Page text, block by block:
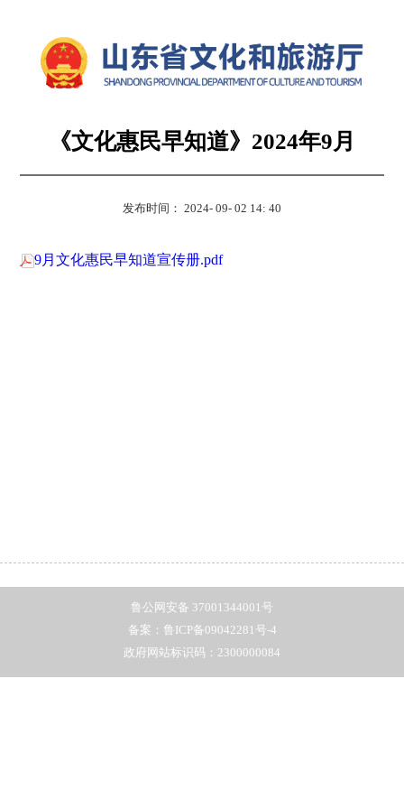
《文化惠民早知道》2024年9月
发布时间： 2024- 09- 02 14: 40
9月文化惠民早知道宣传册.pdf
鲁公网安备 37001344001号
备案：鲁ICP备09042281号-4
政府网站标识码：2300000084